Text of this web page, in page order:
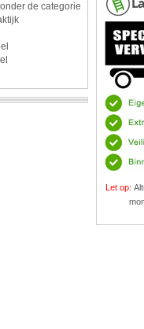
de categorie
Let op: